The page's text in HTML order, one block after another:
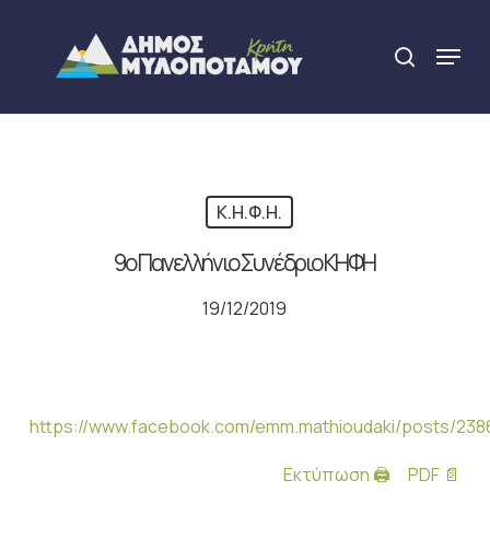
content
search
Menu
Κ.Η.Φ.Η.
9ο Πανελλήνιο Συνέδριο ΚΗΦΗ
19/12/2019
https://www.facebook.com/emm.mathioudaki/posts/
Εκτύπωση 🖨
PDF 📄
Close